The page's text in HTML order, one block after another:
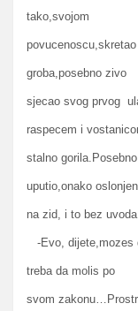
tako,svojom
groba,posebno zivo
sjecao svog prvog
raspecem i
stalno
uputio,onako oslonjen
na zid, i to bez
-Evo, dijete,mozes
treba da molis po
svom